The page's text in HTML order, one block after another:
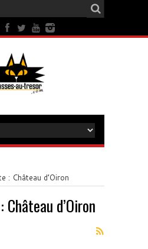
: Château d’Oiron
Château d’Oiron